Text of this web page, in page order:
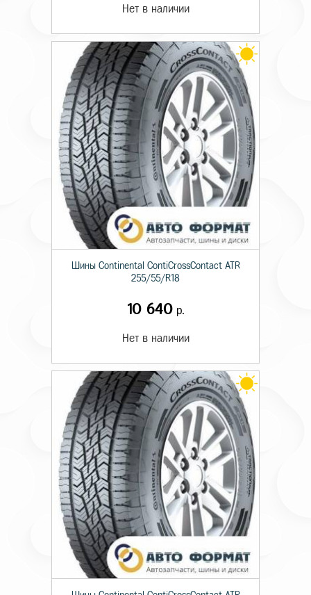
Нет в наличии
Шины Continental ContiCrossContact ATR
255/55/R18
10 640р.
Нет в наличии